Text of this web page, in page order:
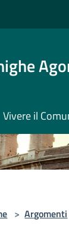
Vivere il
> Argomenti